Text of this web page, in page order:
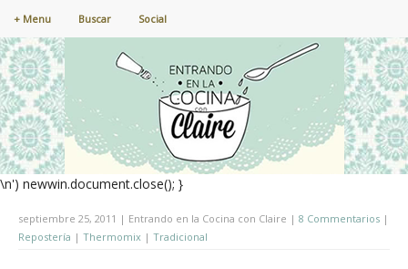
+ Menu Buscar Social
\n') newwin.document.close(); }
septiembre 25, 2011 | Entrando en la Cocina con Claire | 8 Commentarios |
Repostería | Thermomix | Tradicional